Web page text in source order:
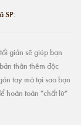
SP:
giản sẽ giúp bạn
thân thêm độc
tay mà tại sao bạn
hoàn toàn "chất lừ"